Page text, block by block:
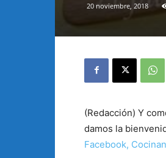
20 noviembre, 2018
(Redacción) Y
damos la
Facebook,